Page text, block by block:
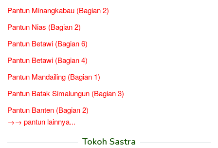
Pantun Minangkabau (Bagian 2)
Pantun Nias (Bagian 2)
Pantun Betawi (Bagian 6)
Pantun Betawi (Bagian 4)
Pantun Mandailing (Bagian 1)
Pantun Batak Simalungun (Bagian 3)
Pantun Banten (Bagian 2)
→→ pantun lainnya...
Tokoh Sastra